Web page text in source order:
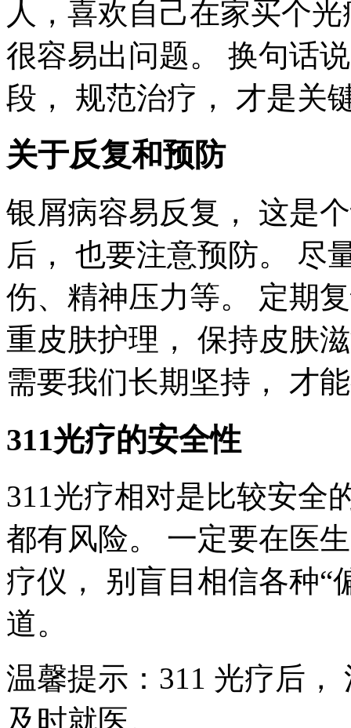
人，喜欢自己在家买个
很容易出问题。 换句话
段， 规范治疗， 才是关
关于反复和预防
银屑病容易反复， 这是
后， 也要注意预防。 尽
伤、精神压力等。 定期
重皮肤护理， 保持皮肤
需要我们长期坚持， 才
311光疗的安全性
311光疗相对是比较安全
都有风险。 一定要在医
疗仪， 别盲目相信各种“
道。
温馨提示：311 光疗后
及时就医。